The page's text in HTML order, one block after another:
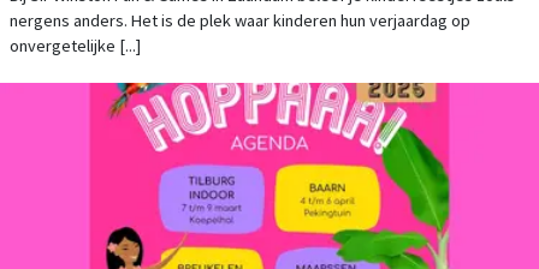
nergens anders. Het is de plek waar kinderen hun verjaardag op
onvergetelijke [...]